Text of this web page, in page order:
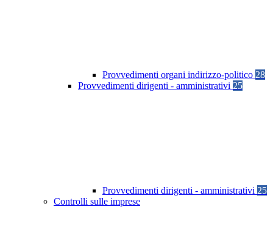
Provvedimenti organi indirizzo-politico 28
Provvedimenti dirigenti - amministrativi 25
Provvedimenti dirigenti - amministrativi 25
Controlli sulle imprese